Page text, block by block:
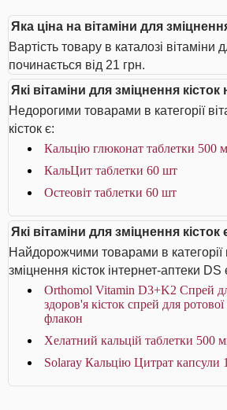
Яка ціна на вітаміни для
Вартість товару в каталозі вітаміни
починається від 21 грн.
Які вітаміни для зміцнення
Недорогими товарами в категорії
кісток є:
Кальцію глюконат таблетки 500
КальЦит таблетки 60 шт
Остеовіт таблетки 60 шт
Які вітаміни для зміцнення
Найдорожчими товарами в категорії
зміцнення кісток інтернет-аптеки DS
Orthomol Vitamin D3+K2 Спрей
здоров'я кісток спрей для
флакон
Хелатний кальцій таблетки 500
Solaray Кальцію Цитрат капсули